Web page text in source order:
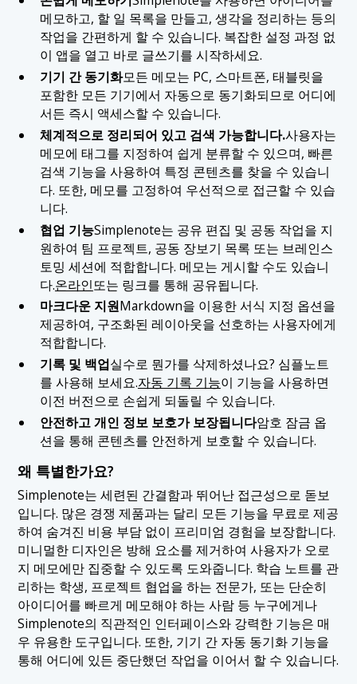
메모하고, 할 일 목록을 만들고, 생각을 정리하는 등의
작업을 간편하게 할 수 있습니다. 복잡한 설정 과정 없
이 앱을 열고 바로 글쓰기를 시작하세요.
기기 간 동기화모든 메모는 PC, 스마트폰, 태블릿을
포함한 모든 기기에서 자동으로 동기화되므로 어디에
서든 즉시 액세스할 수 있습니다.
체계적으로 정리되어 있고 검색 가능합니다.사용자는
메모에 태그를 지정하여 쉽게 분류할 수 있으며, 빠른
검색 기능을 사용하여 특정 콘텐츠를 찾을 수 있습니
다. 또한, 메모를 고정하여 우선적으로 접근할 수 있습
니다.
협업 기능Simplenote는 공유 편집 및 공동 작업을 지
원하여 팀 프로젝트, 공동 장보기 목록 또는 브레인스
토밍 세션에 적합합니다. 메모는 게시할 수도 있습니
다.온라인또는 링크를 통해 공유됩니다.
마크다운 지원Markdown을 이용한 서식 지정 옵션을
제공하여, 구조화된 레이아웃을 선호하는 사용자에게
적합합니다.
기록 및 백업실수로 뭔가를 삭제하셨나요? 심플노트
를 사용해 보세요.자동 기록 기능이 기능을 사용하면
이전 버전으로 손쉽게 되돌릴 수 있습니다.
안전하고 개인 정보 보호가 보장됩니다암호 잠금 옵
션을 통해 콘텐츠를 안전하게 보호할 수 있습니다.
왜 특별한가요?
Simplenote는 세련된 간결함과 뛰어난 접근성으로 돋보
입니다. 많은 경쟁 제품과는 달리 모든 기능을 무료로 제공
하여 숨겨진 비용 부담 없이 프리미엄 경험을 보장합니다.
미니멀한 디자인은 방해 요소를 제거하여 사용자가 오로
지 메모에만 집중할 수 있도록 도와줍니다. 학습 노트를 관
리하는 학생, 프로젝트 협업을 하는 전문가, 또는 단순히
아이디어를 빠르게 메모해야 하는 사람 등 누구에게나
Simplenote의 직관적인 인터페이스와 강력한 기능은 매
우 유용한 도구입니다. 또한, 기기 간 자동 동기화 기능을
통해 어디에 있든 중단했던 작업을 이어서 할 수 있습니다.